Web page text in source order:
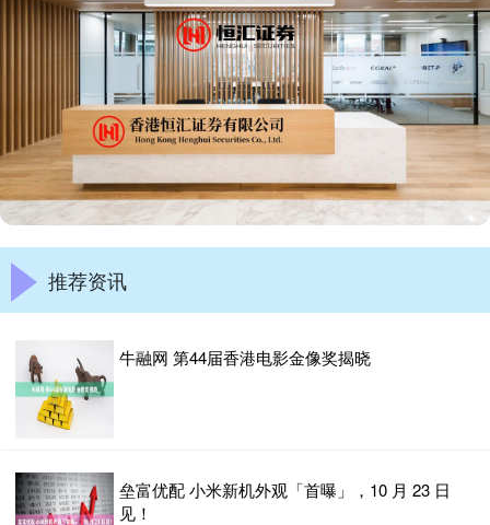
推荐资讯
牛融网 第44届香港电影金像奖揭晓
垒富优配 小米新机外观「首曝」，10 月 23 日
见！